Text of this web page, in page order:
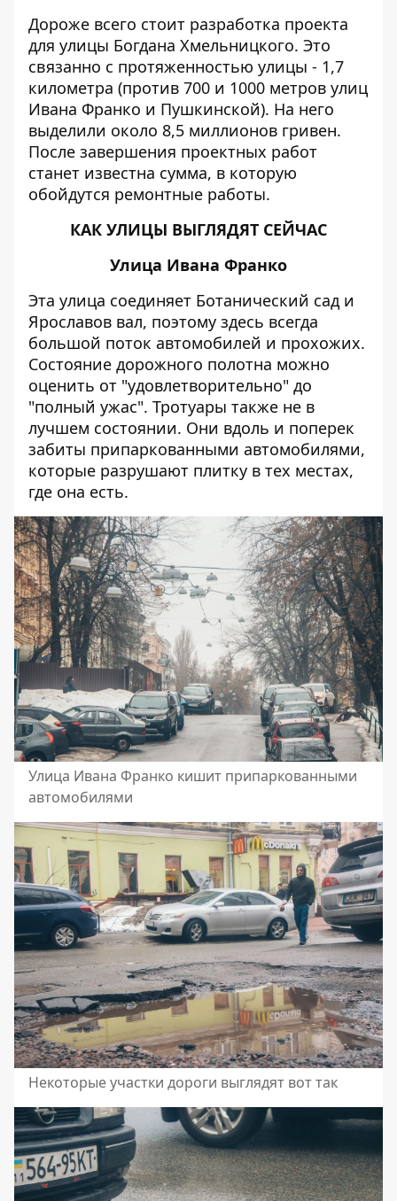
Дороже всего стоит разработка проекта
для улицы Богдана Хмельницкого. Это
связанно с протяженностью улицы - 1,7
километра (против 700 и 1000 метров улиц
Ивана Франко и Пушкинской). На него
выделили около 8,5 миллионов гривен.
После завершения проектных работ
станет известна сумма, в которую
обойдутся ремонтные работы.
КАК УЛИЦЫ ВЫГЛЯДЯТ СЕЙЧАС
Улица Ивана Франко
Эта улица соединяет Ботанический сад и
Ярославов вал, поэтому здесь всегда
большой поток автомобилей и прохожих.
Состояние дорожного полотна можно
оценить от "удовлетворительно" до
"полный ужас". Тротуары также не в
лучшем состоянии. Они вдоль и поперек
забиты припаркованными автомобилями,
которые разрушают плитку в тех местах,
где она есть.
Улица Ивана Франко кишит припаркованными
автомобилями
Некоторые участки дороги выглядят вот так